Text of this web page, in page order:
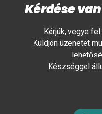
Kérdése
Kérjük, vegye
Küldjön üzenetet
Készséggel